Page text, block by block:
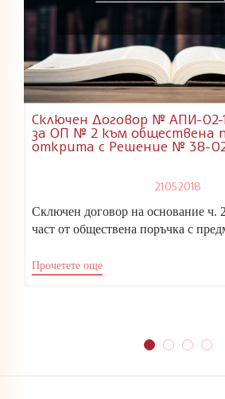
Сключен Договор № АПИ-02-
за ОП № 2 към обществена
открита с Решение № 38-02-
21.05.2018
Сключен договор на основание ч.
част от обществена поръчка с
Прочетете още